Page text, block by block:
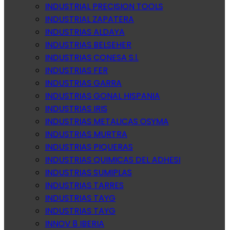
INDUSTRIAL PRECISION TOOLS
INDUSTRIAL ZAPATERA
INDUSTRIAS ALDAYA
INDUSTRIAS BELSEHER
INDUSTRIAS CONESA S.l.
INDUSTRIAS FER
INDUSTRIAS GARRA
INDUSTRIAS GONAL HISPANIA
INDUSTRIAS IRIS
INDUSTRIAS METALICAS OSYMA
INDUSTRIAS MURTRA
INDUSTRIAS PIQUERAS
INDUSTRIAS QUIMICAS DEL ADHESI
INDUSTRIAS SUMIPLAS
INDUSTRIAS TARRES
INDUSTRIAS TAYG
INDUSTRIAS TAYG
INNOV 8 IBERIA